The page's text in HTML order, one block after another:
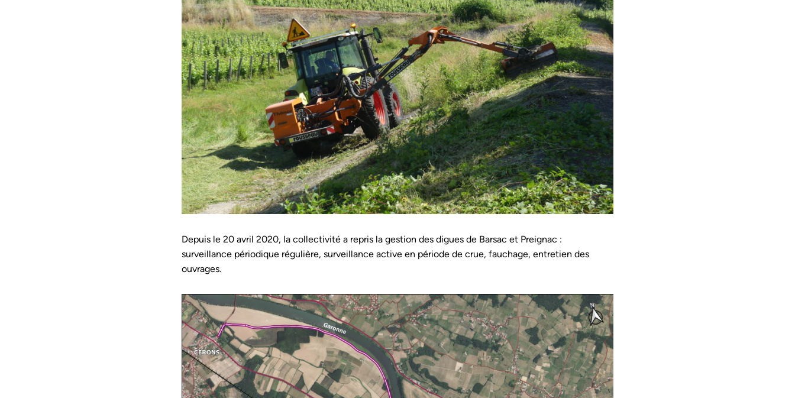
Depuis le 20 avril 2020, la collectivité a repris la gestion des digues de Barsac et Preignac :
surveillance périodique régulière, surveillance active en période de crue, fauchage, entretien des
ouvrages.